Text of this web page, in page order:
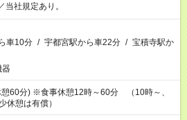
当社規定あり。
車10分 / 宇都宮駅から車22分 / 宝積寺駅か
器
60分) ※食事休憩12時～60分 （10時～、
休憩は有償）